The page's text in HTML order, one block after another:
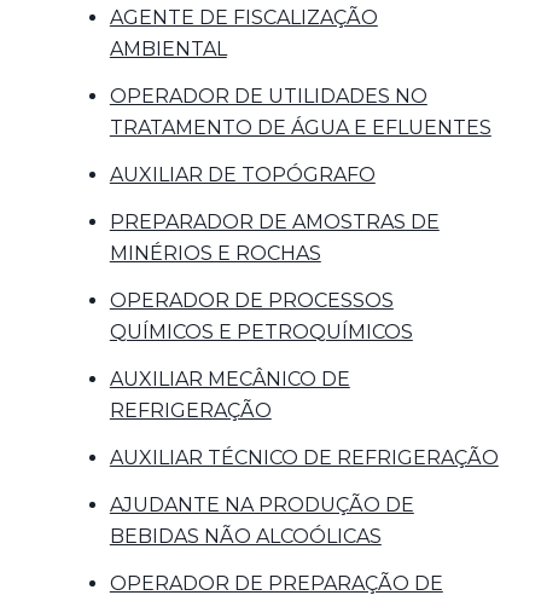
AGENTE DE FISCALIZAÇÃO
AMBIENTAL
OPERADOR DE UTILIDADES NO
TRATAMENTO DE ÁGUA E EFLUENTES
AUXILIAR DE TOPÓGRAFO
PREPARADOR DE AMOSTRAS DE
MINÉRIOS E ROCHAS
OPERADOR DE PROCESSOS
QUÍMICOS E PETROQUÍMICOS
AUXILIAR MECÂNICO DE
REFRIGERAÇÃO
AUXILIAR TÉCNICO DE REFRIGERAÇÃO
AJUDANTE NA PRODUÇÃO DE
BEBIDAS NÃO ALCOÓLICAS
OPERADOR DE PREPARAÇÃO DE